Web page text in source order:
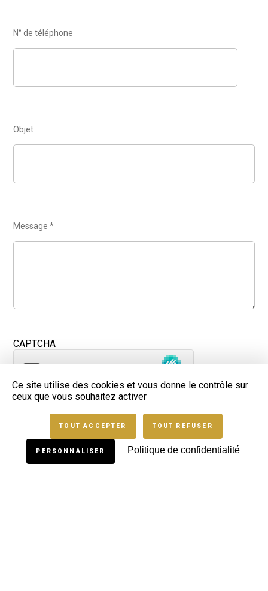
N° de téléphone
Objet
Message *
CAPTCHA
Cette question sert à vérifier si vous êtes un visiteur
humain ou non afin d'éviter les soumissions de pourriel
(spam) automatisées.
Ce site utilise des cookies et vous donne le contrôle sur
ceux que vous souhaitez activer
TOUT ACCEPTER TOUT REFUSER
PERSONNALISER Politique de confidentialité